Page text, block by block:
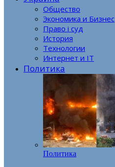
Общество
Экономика и Бизнес
Право і суд
История
Технологии
Интернет и IT
Политика
Политика